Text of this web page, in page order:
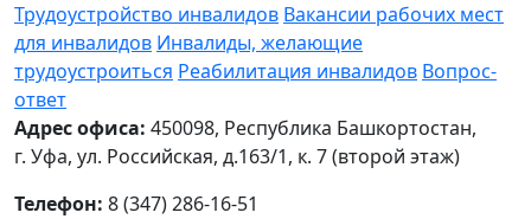
Трудоустройство инвалидов Вакансии рабочих мест
для инвалидов Инвалиды, желающие
трудоустроиться Реабилитация инвалидов Вопрос-
ответ
Адрес офиса: 450098, Республика Башкортостан,
г. Уфа, ул. Российская, д.163/1, к. 7 (второй этаж)
Телефон: 8 (347) 286-16-51